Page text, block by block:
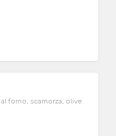
forno, scamorza, olive